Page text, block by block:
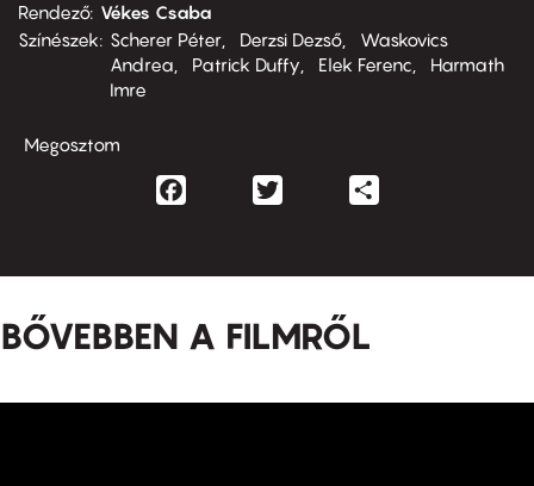
Rendező Vékes Csaba
Színészek
Scherer Péter Derzsi Dezső
Waskovics
Andrea
Patrick Duffy Elek Ferenc
Harmath
Imre
Megosztom
Facebook
BŐVEBBEN A FILMRŐL